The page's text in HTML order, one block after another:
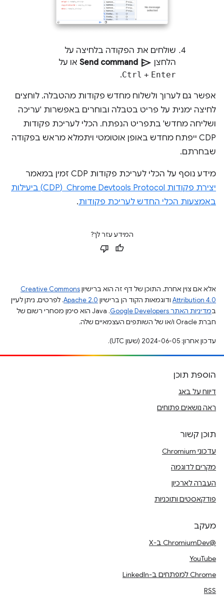
שולחים את הפקודה בלחיצה על
הלחצן send
Send command או על
Ctrl + Enter
.
אפשר גם לערוך ולשלוח מחדש פקודות מהטבלה. לוחצים
לחיצה ימנית על פריט בטבלה ובוחרים באפשרות 'עריכה
ושליחה מחדש' בתפריט הנפתח. הכלי לעריכת פקודות
CDP ייפתח מחדש באופן אוטומטי ויתמלא מראש בפקודה
שבחרתם.
מידע נוסף על הכלי לעריכת פקודות CDP זמין במאמר
יצירת פקודות Chrome Devtools Protocol ‏ (CDP) ביעילות
באמצעות הכלי החדש לעריכת פקודות.
המידע עזר לך?
אלא אם צוין אחרת, התוכן של דף זה הוא ברישיוןCreative Commons
Attribution 4.0 ודוגמאות הקוד הן ברישיון Apache 2.0. לפרטים, ניתן לעיין
במדיניות האתר Google Developers‏
.‏ Java הוא סימן מסחרי רשום של
חברת Oracle ו/או של השותפים העצמאיים שלה.
עדכון אחרון: 2024-06-05 (שעון UTC).
הוספת תוכן
דיווח על באג
ראה נושאים פתוחים
תוכן קשור
עדכוני Chromium
מקרים לדוגמה
העברה לארכיון
פודקאסטים ותוכניות
מעקב
@ChromiumDev ב-X
YouTube
Chrome למפתחים ב-LinkedIn
RSS